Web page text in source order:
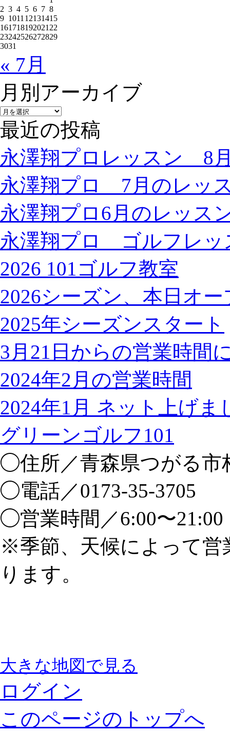
2 3 4 5 6 7 8
9 1011 12131415
161718192021 22
23242526272829
3031
« 7月
月別アーカイブ
最近の投稿
永澤翔プロレッスン 8
永澤翔プロ 7月のレッ
永澤翔プロ6月のレッス
永澤翔プロ ゴルフレッ
2026 101ゴルフ教室
2026シーズン、本日オー
2025年シーズンスタート
3月21日からの営業時間
2024年2月の営業時間
2024年1月 ネット上げま
グリーンゴルフ101
◯住所／青森県つがる市
◯電話／0173-35-3705
◯営業時間／6:00〜21:00
※季節、天候によって営
ります。
大きな地図で見る
ログイン
このページのトップへ